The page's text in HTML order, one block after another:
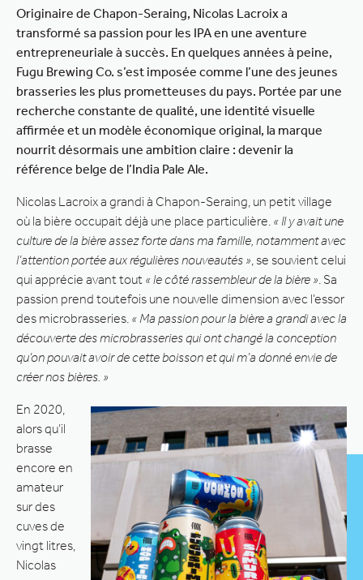
Originaire de Chapon-Seraing, Nicolas Lacroix a
transformé sa passion pour les IPA en une aventure
entrepreneuriale à succès. En quelques années à peine,
Fugu Brewing Co. s’est imposée comme l’une des jeunes
brasseries les plus prometteuses du pays. Portée par une
recherche constante de qualité, une identité visuelle
affirmée et un modèle économique original, la marque
nourrit désormais une ambition claire : devenir la
référence belge de l’India Pale Ale.
Nicolas Lacroix a grandi à Chapon-Seraing, un petit village
où la bière occupait déjà une place particulière. « Il y avait une
culture de la bière assez forte dans ma famille, notamment avec
l’attention portée aux régulières nouveautés » , se souvient celui
qui apprécie avant tout « le côté rassembleur de la bière » . Sa
passion prend toutefois une nouvelle dimension avec l’essor
des microbrasseries. « Ma passion pour la bière a grandi avec la
découverte des microbrasseries qui ont changé la conception
qu’on pouvait avoir de cette boisson et qui m’a donné envie de
créer nos bières. »
En 2020,
alors qu’il
brasse
encore en
amateur
sur des
cuves de
vingt litres,
Nicolas